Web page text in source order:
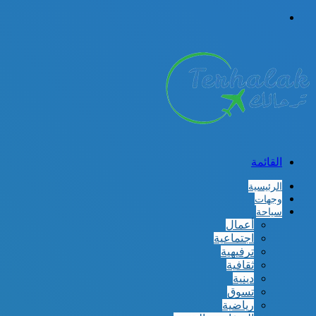
القائمة
الرئيسية
وجهات
سياحة
أعمال
اجتماعية
ترفيهية
ثقافية
دينية
تسوق
رياضية